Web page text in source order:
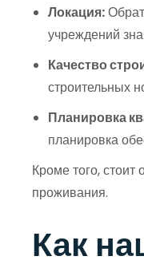
Локация:
учреждений
Качество
строительных
Планировка
планировка
Кроме того,
проживания.
Как